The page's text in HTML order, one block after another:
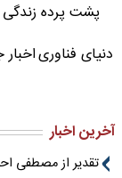
پشت پرده زندگی
دنیای فناوری
آخرین اخبار
تقدیر از مصطفی